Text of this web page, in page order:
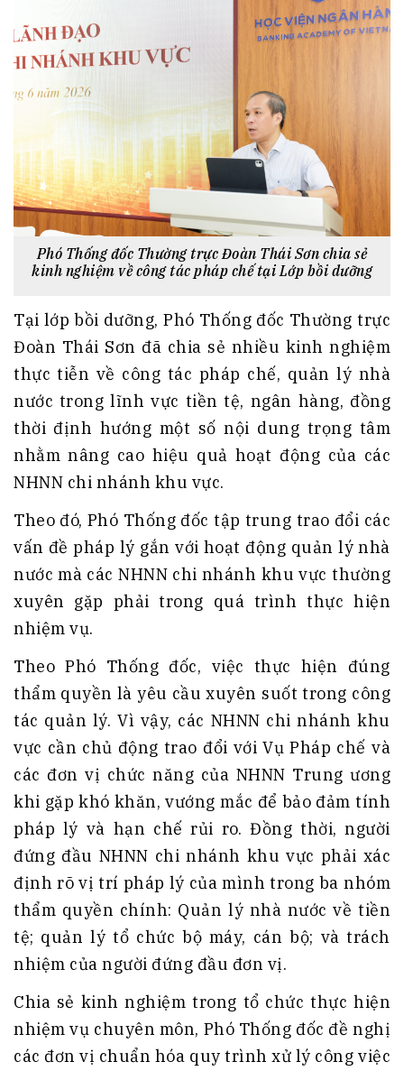
Phó Thống đốc Thường trực Đoàn Thái Sơn chia sẻ
kinh nghiệm về công tác pháp chế tại Lớp bồi dưỡng
Tại lớp bồi dưỡng, Phó Thống đốc Thường trực
Đoàn Thái Sơn đã chia sẻ nhiều kinh nghiệm
thực tiễn về công tác pháp chế, quản lý nhà
nước trong lĩnh vực tiền tệ, ngân hàng, đồng
thời định hướng một số nội dung trọng tâm
nhằm nâng cao hiệu quả hoạt động của các
NHNN chi nhánh khu vực.
Theo đó, Phó Thống đốc tập trung trao đổi các
vấn đề pháp lý gắn với hoạt động quản lý nhà
nước mà các NHNN chi nhánh khu vực thường
xuyên gặp phải trong quá trình thực hiện
nhiệm vụ.
Theo Phó Thống đốc, việc thực hiện đúng
thẩm quyền là yêu cầu xuyên suốt trong công
tác quản lý. Vì vậy, các NHNN chi nhánh khu
vực cần chủ động trao đổi với Vụ Pháp chế và
các đơn vị chức năng của NHNN Trung ương
khi gặp khó khăn, vướng mắc để bảo đảm tính
pháp lý và hạn chế rủi ro. Đồng thời, người
đứng đầu NHNN chi nhánh khu vực phải xác
định rõ vị trí pháp lý của mình trong ba nhóm
thẩm quyền chính: Quản lý nhà nước về tiền
tệ; quản lý tổ chức bộ máy, cán bộ; và trách
nhiệm của người đứng đầu đơn vị.
Chia sẻ kinh nghiệm trong tổ chức thực hiện
nhiệm vụ chuyên môn, Phó Thống đốc đề nghị
các đơn vị chuẩn hóa quy trình xử lý công việc